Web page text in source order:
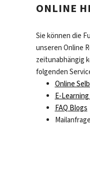
ONLINE
Sie können die
unseren Online
zeitunabhängig
folgenden
Online
E-
FAQ Blogs